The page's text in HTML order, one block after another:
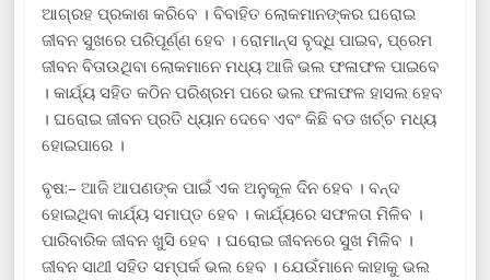
ଆଗ୍ରହ ପ୍ରକାଶ କରିବେ । ବିବାହିତ ଲୋକମାନଙ୍କର ଘରୋଇ
ଜୀବନ ସୁଖରେ ପରିପୂର୍ଣ୍ଣ ହେବ । ରୋମାନ୍ସ ବୃଦ୍ଧି ପାଇବ, ପ୍ରେମ
ଜୀବନ ବିତାଉଥିବା ଲୋକମାନେ ମଧ୍ୟ ଆଜି ଭଲ ଫଳାଫଳ ପାଇବେ
। କାର୍ଯ୍ୟ ସହିତ କଠିନ ପରିଶ୍ରମ ପରେ ଭଲ ଫଳାଫଳ ହାସଲ ହେବ
। ଘରୋଇ ଜୀବନ ପ୍ରତି ଧ୍ୟାନ ଦେବେ ଏବଂ କିଛି ବଡ ଖର୍ଚ୍ଚ ମଧ୍ୟ
ହୋଇପାରେ ।
ବୃଷ:– ଆଜି ଆପଣଙ୍କ ପାଇଁ ଏକ ଅନୁକୂଳ ଦିନ ହେବ । ବନ୍ଦ
ହୋଇଥିବା କାର୍ଯ୍ୟ ସମାପ୍ତ ହେବ । କାର୍ଯ୍ୟରେ ସଫଳତା ମିଳିବ ।
ପାରିବାରିକ ଜୀବନ ଖୁସି ହେବ । ଘରୋଇ ଜୀବନରେ ସୁଖ ମିଳିବ ।
ଜୀବନ ସାଥୀ ସହିତ ସମ୍ପର୍କ ଭଲ ହେବ । ଯେଉଁମାନେ କାହାକୁ ଭଲ